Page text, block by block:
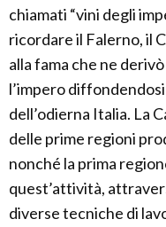
chiamati “vini degli
ricordare il Falerno, il
alla fama che ne
l’impero
dell’odierna Italia. La
delle prime regioni
nonché la prima
quest’attività,
diverse tecniche di